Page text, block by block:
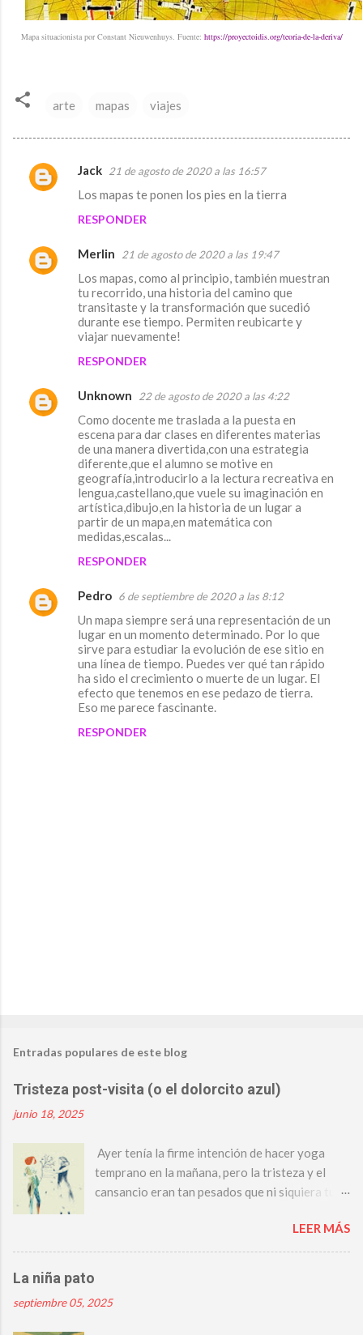
Mapa situacionista por Constant Nieuwenhuys. Fuente: https://proyectoidis.org/teoria-de-la-deriva/
arte mapas viajes
C
e
n
s
Jack 21 de agosto de 2020 a las 16:57
Los mapas te ponen los pies en la tierra
RESPONDER
Merlin 21 de agosto de 2020 a las 19:47
Los mapas, como al principio, también muestran
tu recorrido, una historia del camino que
transitaste y la transformación que sucedió
durante ese tiempo. Permiten reubicarte y
viajar nuevamente!
RESPONDER
Unknown 22 de agosto de 2020 a las 4:22
Como docente me traslada a la puesta en
escena para dar clases en diferentes materias
de una manera divertida,con una estrategia
diferente,que el alumno se motive en
geografía,introducirlo a la lectura recreativa en
lengua,castellano,que vuele su imaginación en
artística,dibujo,en la historia de un lugar a
partir de un mapa,en matemática con
medidas,escalas...
RESPONDER
Pedro 6 de septiembre de 2020 a las 8:12
Un mapa siempre será una representación de un
lugar en un momento determinado. Por lo que
sirve para estudiar la evolución de ese sitio en
una línea de tiempo. Puedes ver qué tan rápido
ha sido el crecimiento o muerte de un lugar. El
efecto que tenemos en ese pedazo de tierra.
Eso me parece fascinante.
RESPONDER
l
c
a
r
n
c
o
m
e
n
r
o
Entradas populares de este blog
Tristeza post-visita (o el dolorcito azul)
junio 18, 2025
Ayer tenía la firme intención de hacer yoga
temprano en la mañana, pero la tristeza y el
cansancio eran tan pesados que ni siquiera tuve
parecía haber dormido menos que mi cuerpo, se
despertó alborotada y sensible. Tuve que hacer
yo sabía darle forma. Después entendí que
LEER MÁS
La niña pato
septiembre 05, 2025